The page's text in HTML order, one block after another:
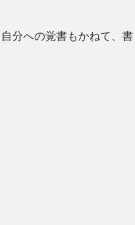
分への覚書もかねて、